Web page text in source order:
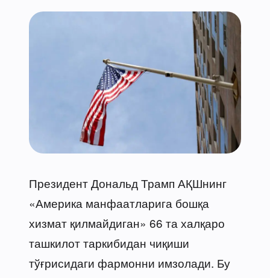
Президент Дональд Трамп АҚШнинг
«Америка манфаатларига бошқа
хизмат қилмайдиган» 66 та халқаро
ташкилот таркибидан чиқиши
тўғрисидаги фармонни имзолади. Бу